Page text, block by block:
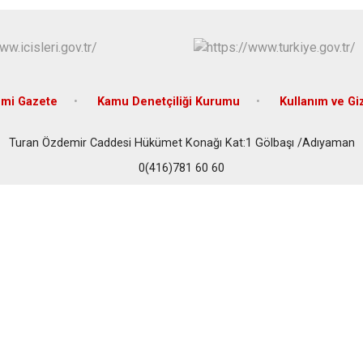
Sincik
Gazete Kamu Denetçiliği Kurumu Kullanım ve
Turan Özdemir Caddesi Hükümet Konağı Kat:1 Gölbaşı /Adıyaman
0(416)781 60 60